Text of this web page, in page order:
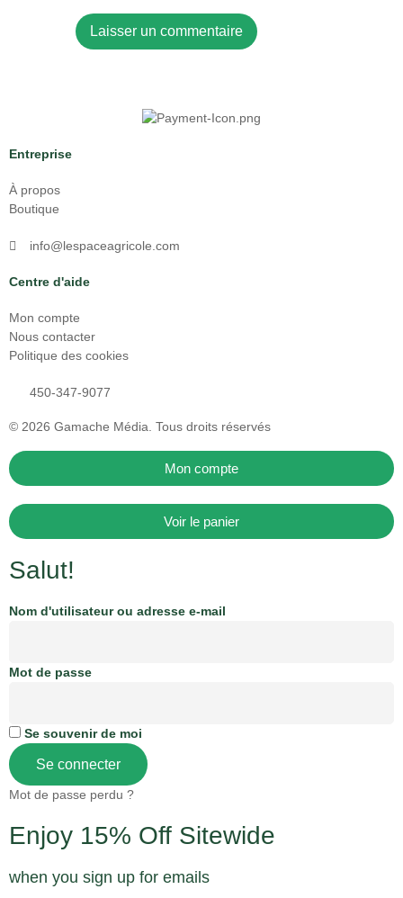
Entreprise
À propos
Boutique
info@lespaceagricole.com
Centre d'aide
Mon compte
Nous contacter
Politique des cookies
450-347-9077
© 2026 Gamache Média. Tous droits réservés
Mon compte
Voir le panier
Salut!
Nom d'utilisateur ou adresse e-mail
Mot de passe
Se souvenir de moi
Se connecter
Mot de passe perdu ?
Enjoy 15% Off Sitewide
when you sign up for emails